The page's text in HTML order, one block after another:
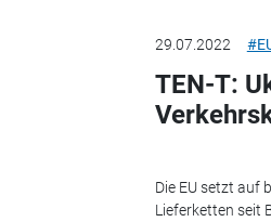
29.07.2022
TEN-T:
Die EU setzt auf
Lieferketten seit